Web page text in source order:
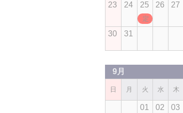
23 24 25
定休日
26 27
30 31
9月
日 月 火 水 木
01 02 03